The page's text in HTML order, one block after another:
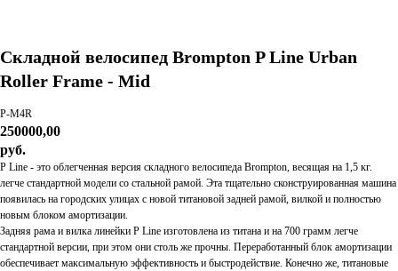
Складной велосипед Brompton P Line Urban
Roller Frame - Mid
P-M4R
250000,00
руб.
P Line - это облегченная версия складного велосипеда Brompton, весящая на 1,5 кг.
легче стандартной модели со стальной рамой. Эта тщательно сконструированная машина
появилась на городских улицах с новой титановой задней рамой, вилкой и полностью
новым блоком амортизации.
Задняя рама и вилка линейки P Line изготовлена из титана и на 700 грамм легче
стандартной версии, при этом они столь же прочны. Переработанный блок амортизации
обеспечивает максимальную эффективность и быстродействие. Конечно же, титановые